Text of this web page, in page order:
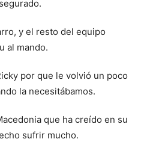
y el resto del equipo
al mando.
por que le volvió un poco
la necesitábamos.
que ha creído en su
sufrir mucho.